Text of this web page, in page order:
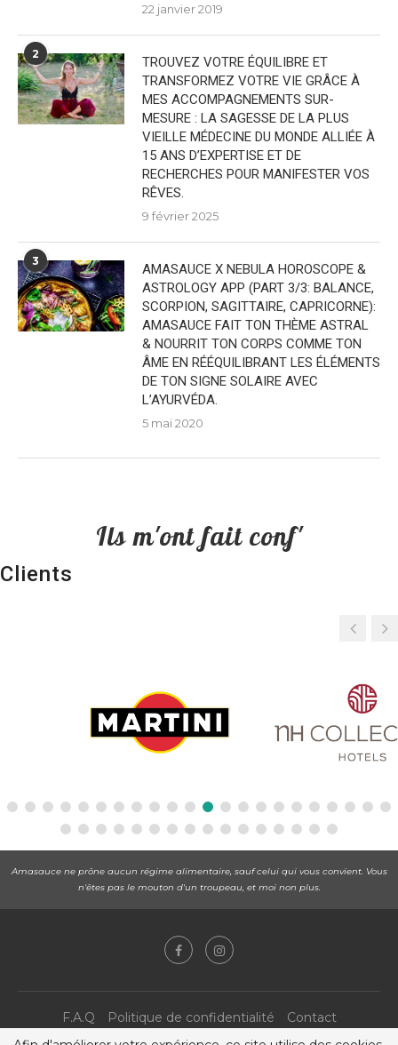
22 janvier 2019
2
TROUVEZ VOTRE ÉQUILIBRE ET
TRANSFORMEZ VOTRE VIE GRÂCE À
MES ACCOMPAGNEMENTS SUR-
MESURE : LA SAGESSE DE LA PLUS
VIEILLE MÉDECINE DU MONDE ALLIÉE À
15 ANS D’EXPERTISE ET DE
RECHERCHES POUR MANIFESTER VOS
RÊVES.
9 février 2025
3
AMASAUCE X NEBULA HOROSCOPE &
ASTROLOGY APP (PART 3/3: BALANCE,
SCORPION, SAGITTAIRE, CAPRICORNE):
AMASAUCE FAIT TON THÈME ASTRAL
& NOURRIT TON CORPS COMME TON
ÂME EN RÉÉQUILIBRANT LES ÉLÉMENTS
DE TON SIGNE SOLAIRE AVEC
L’AYURVÉDA.
5 mai 2020
Ils m'ont fait conf'
Clients
Amasauce ne prône aucun régime alimentaire, sauf celui qui vous convient. Vous
n'êtes pas le mouton d'un troupeau, et moi non plus.
F.A.Q Politique de confidentialité Contact